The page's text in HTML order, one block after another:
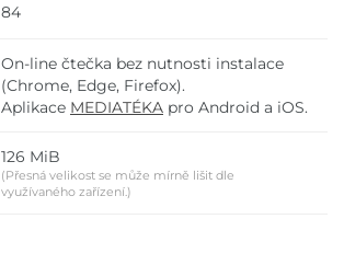
84
On-line čtečka bez nutnosti instalace
(Chrome, Edge, Firefox).
Aplikace MEDIATÉKA pro Android a iOS.
126 MiB
(Přesná velikost se může mírně lišit dle
využívaného zařízení.)